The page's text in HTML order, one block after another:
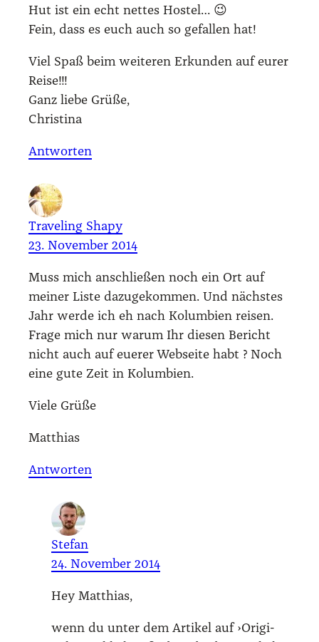
Hut ist ein echt net­tes Hos­tel… 😉
Fein, dass es euch auch so gefal­len hat!
Viel Spaß beim wei­te­ren Erkun­den auf eurer
Rei­se!!!
Ganz lie­be Grü­ße,
Chris­ti­na
Antworten
Traveling Shapy
23. November 2014
Muss mich anschlie­ßen noch ein Ort auf
mei­ner Lis­te dazu­ge­kom­men. Und nächs­tes
Jahr wer­de ich eh nach Kolum­bi­en rei­sen.
Fra­ge mich nur war­um Ihr die­sen Bericht
nicht auch auf eue­rer Web­sei­te habt ? Noch
eine gute Zeit in Kolum­bi­en.
Vie­le Grü­ße
Mat­thi­as
Antworten
Stefan
24. November 2014
Hey Mat­thi­as,
wenn du unter dem Arti­kel auf ›Ori­gi­